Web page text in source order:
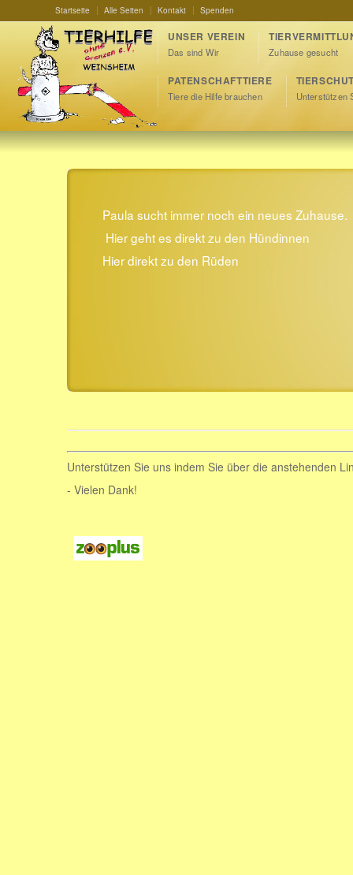
Startseite Alle Seiten Kontakt Spenden
UNSER VEREIN
Das sind Wir Zuhause gesucht
PATENSCHAFTTIERE
Tiere die Hilfe brauchen Unterstützen
Paula sucht immer noch ein neues Zuhause.
Hier geht es direkt zu den Hündinnen
Hier direkt zu den Rüden
Unterstützen Sie uns indem Sie über die anstehenden
- Vielen Dank!